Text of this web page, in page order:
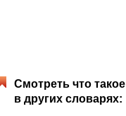
Смотреть что
в других словарях: